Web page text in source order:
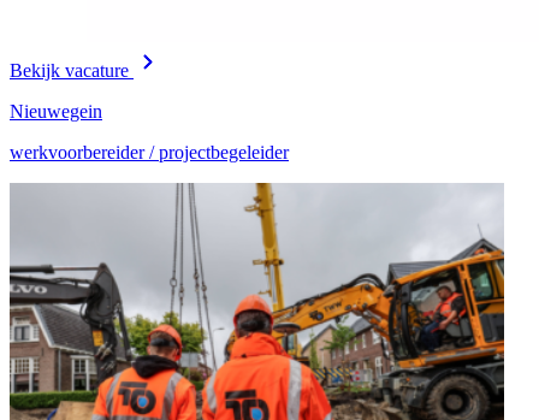
Bekijk vacature
Nieuwegein
werkvoorbereider / projectbegeleider